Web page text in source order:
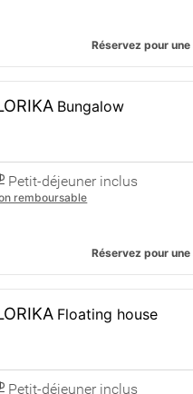
Réservez pour
Bungalow
Petit-déjeuner inclus
remboursable
Réservez pour
Floating house
Petit-déjeuner inclus